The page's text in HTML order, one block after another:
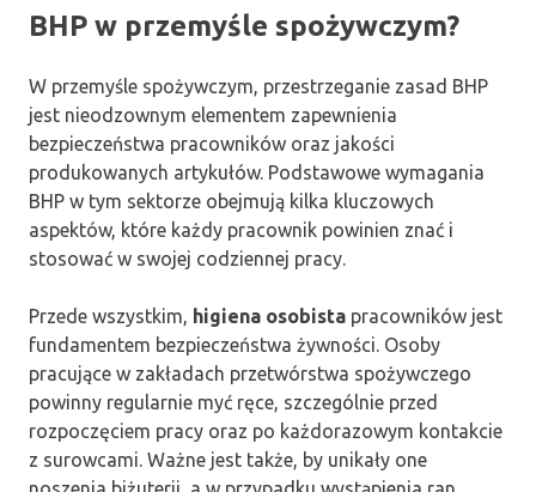
BHP w przemyśle spożywczym?
W przemyśle spożywczym, przestrzeganie zasad BHP
jest nieodzownym elementem zapewnienia
bezpieczeństwa pracowników oraz jakości
produkowanych artykułów. Podstawowe wymagania
BHP w tym sektorze obejmują kilka kluczowych
aspektów, które każdy pracownik powinien znać i
stosować w swojej codziennej pracy.
Przede wszystkim, higiena osobista pracowników jest
fundamentem bezpieczeństwa żywności. Osoby
pracujące w zakładach przetwórstwa spożywczego
powinny regularnie myć ręce, szczególnie przed
rozpoczęciem pracy oraz po każdorazowym kontakcie
z surowcami. Ważne jest także, by unikały one